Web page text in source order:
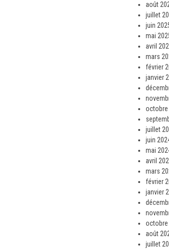
août
juillet
juin
mai
avril
mars
février
janvier
octobre
juillet
juin
mai
avril
mars
février
janvier
octobre
août
juillet